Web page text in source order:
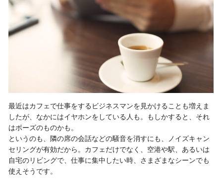
最近はカフェで仕事をするビジネスマンを見かけることも増えま
したが、なかにはイヤホンをしている人も。もしかすると、それ
はボーズのものかも。
というのも、隣の席の会話などの騒音を消すにも、ノイズキャン
セリングが有効だから。カフェだけでなく、空港や駅、あるいは
自宅のリビングで、仕事に集中したい時、さまざまなシーンでも
使えそうです。